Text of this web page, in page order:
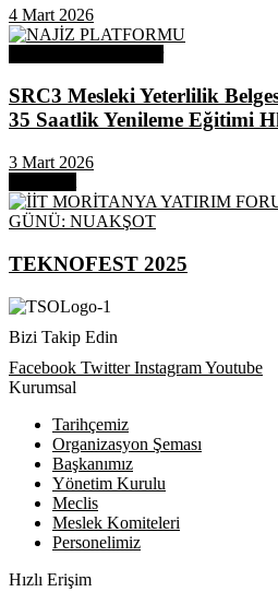
4 Mart 2026
SRC3 Mesleki Yeterlilik
35 Saatlik Yenileme Eğitimi
3 Mart 2026
TEKNOFEST 2025
Bizi Takip Edin
Facebook Twitter InstagramYoutube
Kurumsal
Tarihçemiz
Organizasyon Şeması
Başkanımız
Yönetim Kurulu
Meclis
Meslek Komiteleri
Personelimiz
Hızlı Erişim